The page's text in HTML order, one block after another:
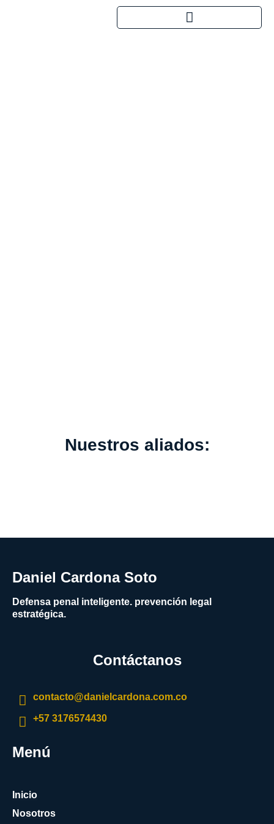
Nuestros aliados:
Daniel Cardona Soto
Defensa penal inteligente. prevención legal
estratégica.
Contáctanos
contacto@danielcardona.com.co
+57 3176574430
Menú
Inicio
Nosotros